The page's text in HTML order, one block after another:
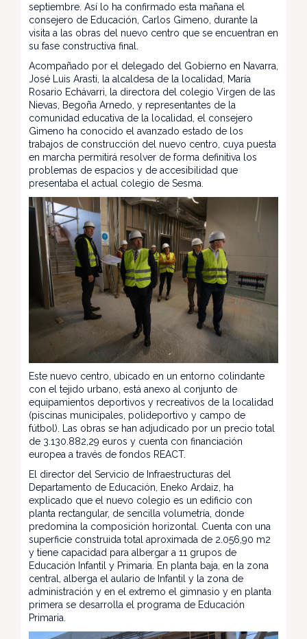
septiembre. Así lo ha confirmado esta mañana el
consejero de Educación, Carlos Gimeno, durante la
visita a las obras del nuevo centro que se encuentran en
su fase constructiva final.
Acompañado por el delegado del Gobierno en Navarra,
José Luis Arasti, la alcaldesa de la localidad, María
Rosario Echávarri, la directora del colegio Virgen de las
Nievas, Begoña Arnedo, y representantes de la
comunidad educativa de la localidad, el consejero
Gimeno ha conocido el avanzado estado de los
trabajos de construcción del nuevo centro, cuya puesta
en marcha permitirá resolver de forma definitiva los
problemas de espacios y de accesibilidad que
presentaba el actual colegio de Sesma.
Este nuevo centro, ubicado en un entorno colindante
con el tejido urbano, está anexo al conjunto de
equipamientos deportivos y recreativos de la localidad
(piscinas municipales, polideportivo y campo de
fútbol). Las obras se han adjudicado por un precio total
de 3.130.882,29 euros y cuenta con financiación
europea a través de fondos REACT.
El director del Servicio de Infraestructuras del
Departamento de Educación, Eneko Ardaiz, ha
explicado que el nuevo colegio es un edificio con
planta rectangular, de sencilla volumetría, donde
predomina la composición horizontal. Cuenta con una
superficie construida total aproximada de 2.056,90 m2
y tiene capacidad para albergar a 11 grupos de
Educación Infantil y Primaria. En planta baja, en la zona
central, alberga el aulario de Infantil y la zona de
administración y en el extremo el gimnasio y en planta
primera se desarrolla el programa de Educación
Primaria.